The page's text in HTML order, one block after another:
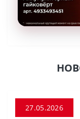
27.05.2026